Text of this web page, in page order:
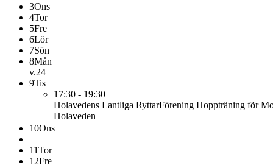
3Ons
4Tor
5Fre
6Lör
7Sön
8Mån
v.24
9Tis
17:30 - 19:30
Holavedens Lantliga RyttarFörening Hoppträning för
Holaveden
10Ons
11Tor
12Fre